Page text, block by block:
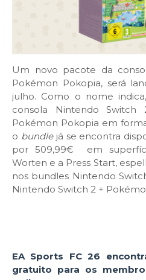
Um novo pacote da
Pokémon Pokopia, será
julho. Como o nome
consola Nintendo
Pokémon Pokopia em
o bundlejá se encontra
por 509,99€ em
Worten e a Press Start,
nos bundles Nintendo
Nintendo Switch 2 +
EA Sports FC 26
gratuito para os